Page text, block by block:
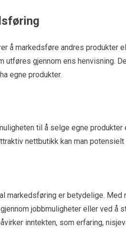
å markedsføre andres produkter
utføres gjennom ens henvisning.
egne produkter.
til å selge egne
nettbutikk kan man potensielt
markedsføring er betydelige.
jobbmuligheter eller ved å
inntekten, som erfaring,